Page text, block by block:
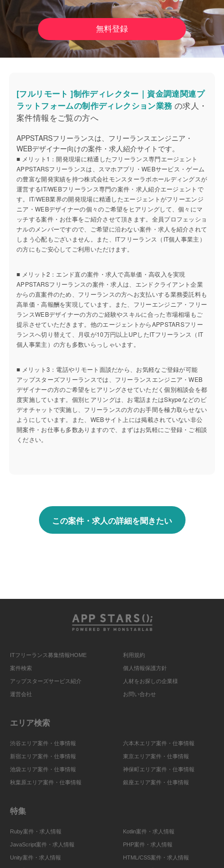
無料登録
[フルリモート ]制作ディレクター｜資金調達関連プ
ラットフォームの制作ディレクション業務 の求人・
案件情報をご覧の方へ
APPSTARSフリーランスは、フリーランスエンジニア・
WEBデザイナー向けの案件・求人紹介サイトです。
■ メリット1：開発現場に精通したフリーランス専門エージェント
APPSTARSフリーランスは、スマホアプリ・WEBサービス・ゲーム
の豊富な開発実績を持つ株式会社モンスターラボホールディングスが
運営するIT/WEBフリーランス専門の案件・求人紹介エージェントで
す。IT/WEB業界の開発現場に精通したエージェントがフリーエンジ
ニア・WEBデザイナーの個々のご希望をヒアリングして、個々にマ
ッチする案件・お仕事をご紹介させて頂きます。全員プロフェッショ
ナルのメンバーですので、ご希望に沿わない案件・求人を紹介されて
しまう心配もございません。また、ITフリーランス（IT個人事業主）
の方にもご安心してご利用いただけます。
■ メリット2：エンド直の案件・求人で高単価・高収入を実現
APPSTARSフリーランスの案件・求人は、エンドクライアント企業
からの直案件のため、フリーランスの方へお支払いする業務委託料も
高単価・高報酬を実現しています。また、フリーエンジニア・フリー
ランスWEBデザイナーの方のご経験やスキルに合った市場相場もご
提示させていただきます。他のエージェントからAPPSTARSフリー
ランスへ切り替えて、月収が10万円以上UPしたITフリーランス（IT
個人事業主）の方も多数いらっしゃいます。
■ メリット3：電話やリモート面談だから、お気軽なご登録が可能
アップスターズフリーランスでは、フリーランスエンジニア・WEB
デザイナーの方のご希望をヒアリングさせていただく個別相談会を都
度実施しています。個別ヒアリングは、お電話またはSkypeなどのビ
デオチャットで実施し、フリーランスの方のお手間を極力取らせない
ようにしています。また、WEBサイト上には掲載されていない非公
開案件・お仕事も多数ありますので、まずはお気軽にご登録・ご相談
ください。
この案件・求人の詳細を聞きたい
ITフリーランス募集情報HOME
案件検索
アップスターズサービス紹介
運営会社
利用規約
個人情報保護方針
人材をお探しの企業様
お問い合わせ
エリア検索
渋谷エリア案件・仕事情報
新宿エリア案件・仕事情報
池袋エリア案件・仕事情報
秋葉原エリア案件・仕事情報
六本木エリア案件・仕事情報
東京エリア案件・仕事情報
神保町エリア案件・仕事情報
銀座エリア案件・仕事情報
特集
Ruby案件・求人情報
JavaScript案件・求人情報
Unity案件・求人情報
Kotlin案件・求人情報
PHP案件・求人情報
HTML/CSS案件・求人情報